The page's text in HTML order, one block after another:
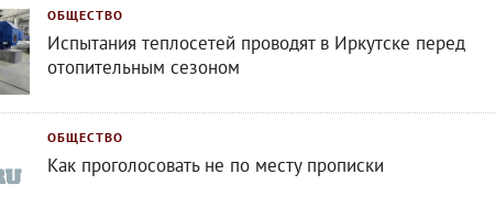
ОБЩЕСТВО
Испытания теплосетей проводят в Иркутске перед
отопительным сезоном
ОБЩЕСТВО
Как проголосовать не по месту прописки